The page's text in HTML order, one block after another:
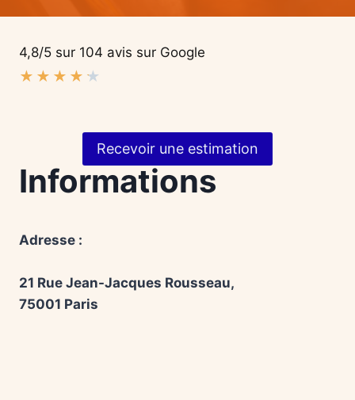
4,8/5 sur 104 avis sur Google
★ ★ ★ ★ ★
Recevoir une estimation
Informations
Adresse :
21 Rue Jean-Jacques Rousseau,
75001 Paris